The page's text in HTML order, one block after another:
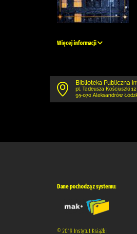
Więcej informacji
Biblioteka Publiczna
pl. Tadeusza Kościuszki 12
95-070 Aleksandrów
Dane pochodzą z systemu:
© 2019 Instytut Książki